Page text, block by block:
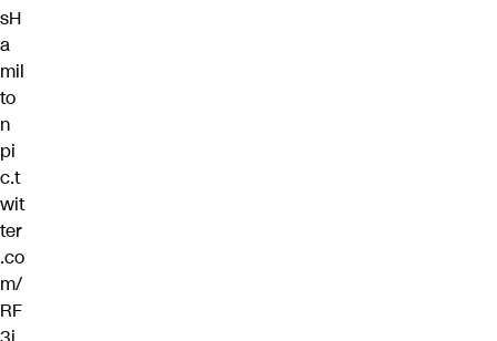
sH
a
mil
to
n
pi
c.t
wit
ter
.co
m/
RF